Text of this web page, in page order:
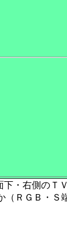
下・右側の
（ＲＧＢ・